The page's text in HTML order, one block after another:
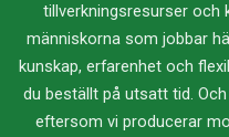
tillverkningsresurser och
människorna som jobbar
kunskap, erfarenhet och
du beställt på utsatt tid.
eftersom vi producerar